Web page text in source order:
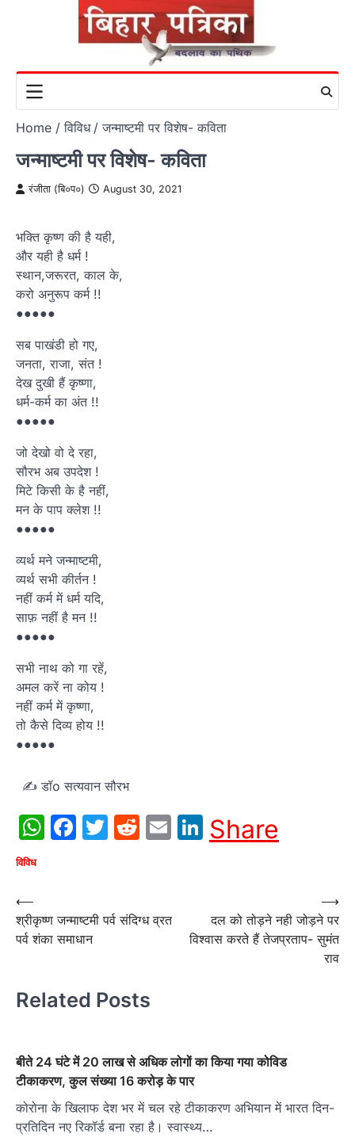
Home विविध जन्माष्टमी पर विशेष- कविता
जन्माष्टमी पर विशेष- कविता
रंजीता (बि०प०) August 30, 2021
भक्ति कृष्ण की है यही,
और यही है धर्म !
स्थान,जरूरत, काल के,
करो अनुरूप कर्म !!
●●●●●
सब पाखंडी हो गए,
जनता, राजा, संत !
देख दुखी हैं कृष्णा,
धर्म-कर्म का अंत !!
●●●●●
जो देखो वो दे रहा,
सौरभ अब उपदेश !
मिटे किसी के है नहीं,
मन के पाप क्लेश !!
●●●●●
व्यर्थ मने जन्माष्टमी,
व्यर्थ सभी कीर्तन !
नहीं कर्म में धर्म यदि,
साफ़ नहीं है मन !!
●●●●●
सभी नाथ को गा रहें,
अमल करें ना कोय !
नहीं कर्म में कृष्णा,
तो कैसे दिव्य होय !!
●●●●●
✍ डॉo सत्यवान सौरभ
WhatsApp
Facebook
Twitter
Reddit
EmailLinkedIn
Share
विविध
Post
navigation
⟵
श्रीकृष्ण जन्माष्टमी पर्व संदिग्ध व्रत
पर्व शंका समाधान
दल को तोड़ने नही जोड़ने पर
विश्वास करते हैं तेजप्रताप- सुमंत
राव
⟶
Related Posts
बीते 24 घंटे में 20 लाख से अधिक लोगों का किया गया कोविड
टीकाकरण, कुल संख्या 16 करोड़ के पार
कोरोना के खिलाफ देश भर में चल रहे टीकाकरण अभियान में भारत दिन-
प्रतिदिन नए रिकॉर्ड बना रहा है। स्वास्थ्य…